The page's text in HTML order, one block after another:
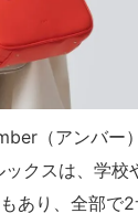
（アンバー
クスは、学校
あり、全部で2